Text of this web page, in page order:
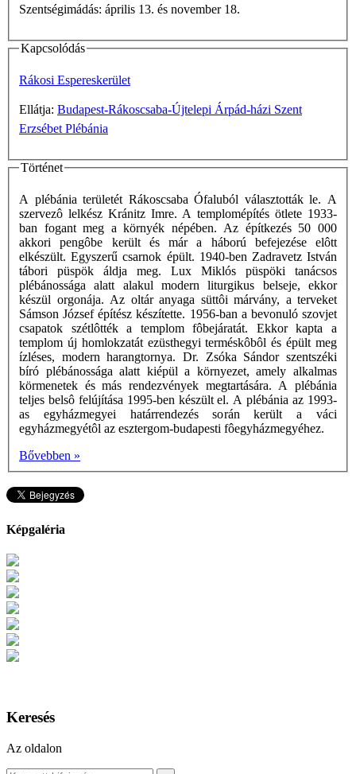
Szentségimádás: április 13. és november 18.
Kapcsolódás
Rákosi Espereskerület
Ellátja: Budapest-Rákoscsaba-Újtelepi Árpád-házi Szent
Erzsébet Plébánia
Történet
A plébánia területét Rákoscsaba Ófaluból választották le. A
szervezô lelkész Kránitz Imre. A templomépítés ötlete 1933-
ban fogant meg a környék népében. Az építkezés 50 000
akkori pengôbe került és már a háború befejezése elôtt
elkészült. Egyszerű csarnok épült. 1940-ben Zadravetz István
tábori püspök áldja meg. Lux Miklós püspöki tanácsos
plébánossága alatt alakul modern liturgikus belseje, ekkor
készül orgonája. Az oltár anyaga süttôi márvány, a terveket
Sámson József építész készítette. 1956-ban a bevonuló szovjet
csapatok szétlôtték a templom fôbejáratát. Ekkor kapta a
templom új homlokzatát ezüsthegyi terméskôbôl és épült meg
ízléses, modern harangtornya. Dr. Zsóka Sándor szentszéki
bíró plébánossága alatt kiépül a környezet, amely alkalmas
körmenetek és más rendezvények megtartására. A plébánia
teljes belsô felújítása 1995-ben készült el. A plébánia az 1993-
as egyházmegyei határrendezés során került a váci
egyházmegyétôl az esztergom-budapesti fôegyházmegyéhez.
Bővebben »
Képgaléria
Keresés
Az oldalon